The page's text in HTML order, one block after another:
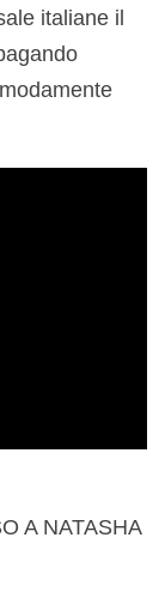
italiane il
A NATASHA